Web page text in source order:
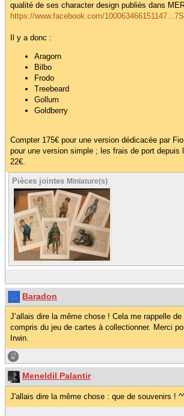
qualité de ses character design publiés dans
https://www.facebook.com/
Il y a donc :
Aragorn
Bilbo
Frodo
Treebeard
Gollum
Goldberry
Compter 175€ pour une version dédicacée par
pour une version simple ; les frais de port depuis
22€.
Pièces jointes Miniature(s)
Baradon
J’allais dire la même chose ! Cela me rappelle
compris du jeu de cartes à collectionner. Merci
Irwin.
Meneldil Palantir
J'allais dire la même chose : que de souvenirs !